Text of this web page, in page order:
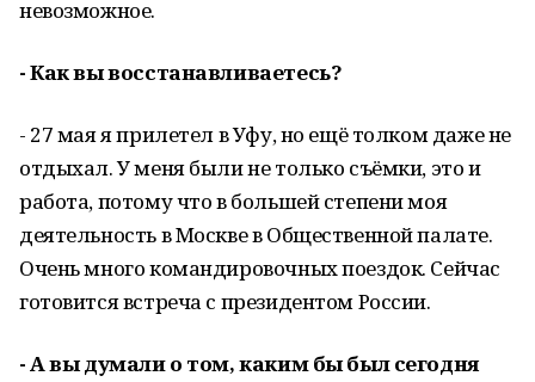
невозможное.
- Как вы восстанавливаетесь?
- 27 мая я прилетел в Уфу, но ещё толком даже не
отдыхал. У меня были не только съёмки, это и
работа, потому что в большей степени моя
деятельность в Москве в Общественной палате.
Очень много командировочных поездок. Сейчас
готовится встреча с президентом России.
- А вы думали о том, каким бы был сегодня